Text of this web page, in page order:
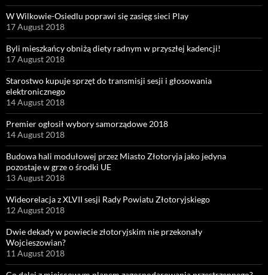
W Wilkowie-Osiedlu poprawi się zasięg sieci Play
17 August 2018
Byli mieszkańcy obniżą diety radnym w przyszłej kadencji!
17 August 2018
Starostwo kupuje sprzęt do transmisji sesji i głosowania
elektronicznego
14 August 2018
Premier ogłosił wybory samorządowe 2018
14 August 2018
Budowa hali modułowej przez Miasto Złotoryja jako jedyna
pozostaje w grze o środki UE
13 August 2018
Wideorelacja z XLVII sesji Rady Powiatu Złotoryjskiego
12 August 2018
Dwie dekady w powiecie złotoryjskim nie przekonały
Wojcieszowian?
11 August 2018